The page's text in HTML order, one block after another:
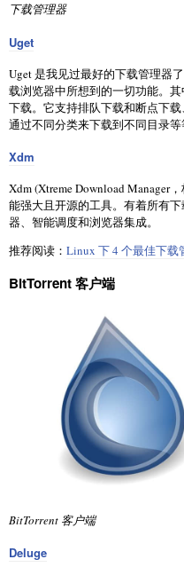
下载管理器
Uget
Uget 是我见过最好的下载管理器
载浏览器中所想到的一切功能。
下载。它支持排队下载和断点下
通过不同分类来下载到不同目录等
Xdm
Xdm (Xtreme Download Manager
能强大且开源的工具。有着所有
器、智能调度和浏览器集成。
推荐阅读： Linux 下 4 个最佳下载
BitTorrent 客户端
BitTorrent 客户端
Deluge